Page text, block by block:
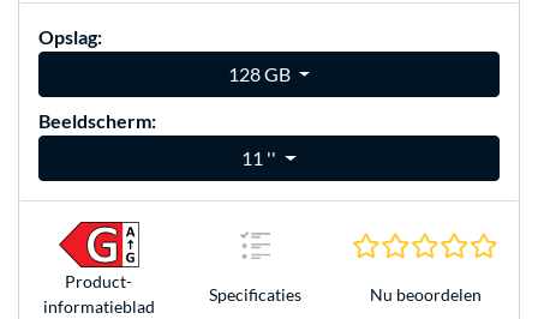
Opslag:
128 GB
Beeldscherm:
11 ''
Product­
informatieblad
Specificaties Nu beoordelen